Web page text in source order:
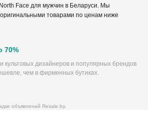
Face для мужчин в Беларуси. Мы
товарами по ценам ниже
70%
культовых дизайнеров и популярных брендов
чем в фирменных бутиках.
объявлений Resale.by.